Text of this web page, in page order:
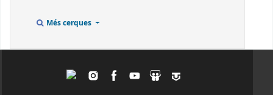
Més cerques